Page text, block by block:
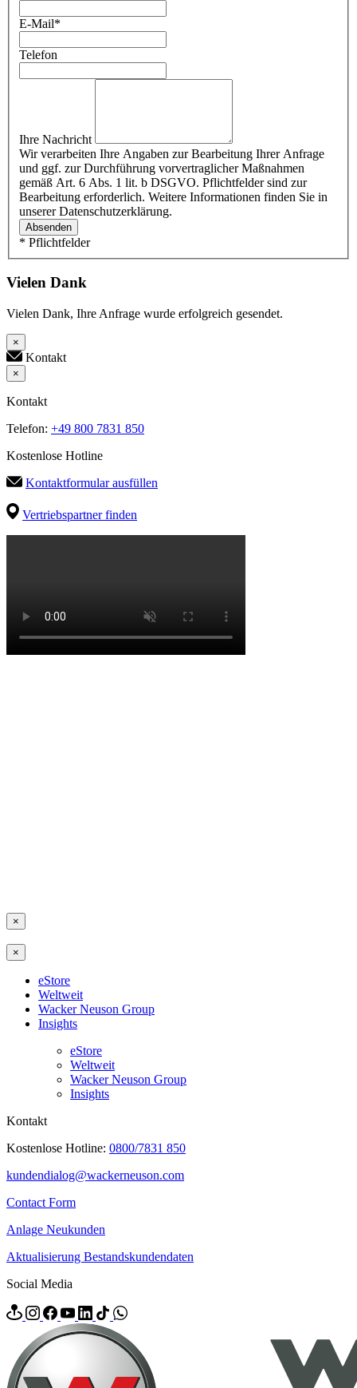
E-Mail*
Telefon
Ihre Nachricht
Wir verarbeiten Ihre Angaben zur Bearbeitung Ihrer Anfrage
und ggf. zur Durchführung vorvertraglicher Maßnahmen
gemäß Art. 6 Abs. 1 lit. b DSGVO. Pflichtfelder sind zur
Bearbeitung erforderlich. Weitere Informationen finden Sie in
unserer Datenschutzerklärung.
Absenden
* Pflichtfelder
Vielen Dank
Vielen Dank, Ihre Anfrage wurde erfolgreich gesendet.
×
Kontakt
×
Kontakt
Telefon: +49 800 7831 850
Kostenlose Hotline
Kontaktformular ausfüllen
Vertriebspartner finden
×
×
eStore
Weltweit
Wacker Neuson Group
Insights
eStore
Weltweit
Wacker Neuson Group
Insights
Kontakt
Kostenlose Hotline: 0800/7831 850
kundendialog@wackerneuson.com
Contact Form
Anlage Neukunden
Aktualisierung Bestandskundendaten
Social Media